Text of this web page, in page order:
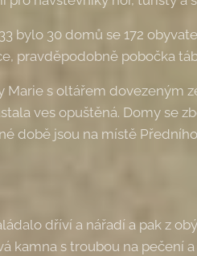
bylo 30 domů se 172
pravděpodobně pobočka
s oltářem dovezeným
ves opuštěná. Domy se
době jsou na místě
dříví a nářadí a pak z
kamna s troubou na pečení